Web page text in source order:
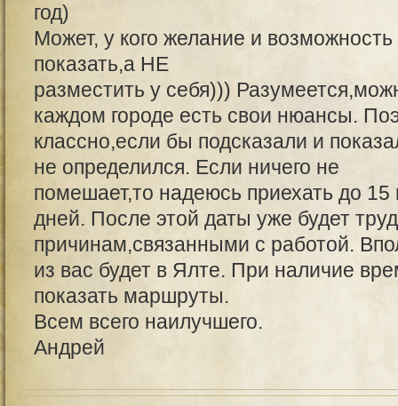
год)
Может, у кого желание и возможность
показать,а НЕ
разместить у себя)))
каждом городе есть свои нюансы.
классно,если бы подсказали и
не определился. Если ничего не
помешает,то надеюсь приехать до 15
дней. После этой даты уже будет
причинам,связанными с работой.
из вас будет в Ялте. При наличие
показать маршруты.
Всем всего наилучшего.
Андрей